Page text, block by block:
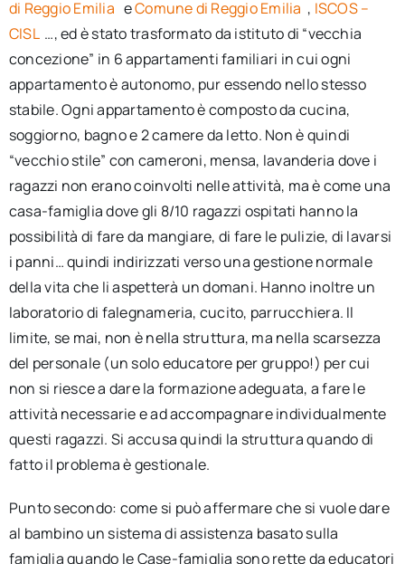
di Reggio Emilia eComune di Reggio Emilia , ISCOS –
CISL …, ed è stato trasformato da istituto di “vecchia
concezione” in 6 appartamenti familiari in cui ogni
appartamento è autonomo, pur essendo nello stesso
stabile. Ogni appartamento è composto da cucina,
soggiorno, bagno e 2 camere da letto. Non è quindi
“vecchio stile” con cameroni, mensa, lavanderia dove i
ragazzi non erano coinvolti nelle attività, ma è come una
casa-famiglia dove gli 8/10 ragazzi ospitati hanno la
possibilità di fare da mangiare, di fare le pulizie, di lavarsi
i panni… quindi indirizzati verso una gestione normale
della vita che li aspetterà un domani. Hanno inoltre un
laboratorio di falegnameria, cucito, parrucchiera. Il
limite, se mai, non è nella struttura, ma nella scarsezza
del personale (un solo educatore per gruppo!) per cui
non si riesce a dare la formazione adeguata, a fare le
attività necessarie e ad accompagnare individualmente
questi ragazzi. Si accusa quindi la struttura quando di
fatto il problema è gestionale.
Punto secondo: come si può affermare che si vuole dare
al bambino un sistema di assistenza basato sulla
famiglia quando le Case-famiglia sono rette da educatori